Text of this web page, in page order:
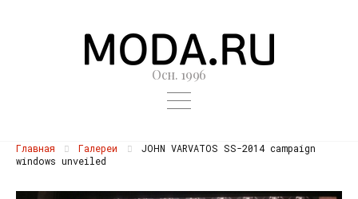
Осн. 1996
Главная Галереи
JOHN VARVATOS SS-2014 campaign
windows unveiled